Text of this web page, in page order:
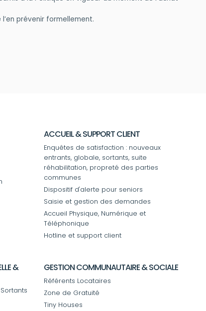
prévenir formellement.
ACCUEIL & SUPPORT CLIENT
Enquêtes de satisfaction : nouveaux
entrants, globale, sortants, suite
réhabilitation, propreté des parties
communes
Dispositif d'alerte pour seniors
Saisie et gestion des demandes
Accueil Physique, Numérique et
Téléphonique
Hotline et support client
&
GESTION COMMUNAUTAIRE & SOCIALE
Référents Locataires
Zone de Gratuité
Tiny Houses